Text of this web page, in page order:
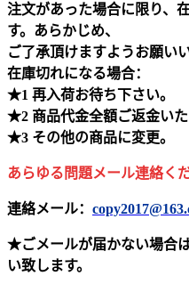
注文があった場合に限り、
す。あらかじめ、
ご了承頂けますようお願い
在庫切れになる場合：
★1 再入荷お待ち下さい。
★2 商品代金全額ご返金いた
★3 その他の商品に変更。
あらゆる問題メール連絡く
連絡メール：
★ごメールが届かない場合
い致します。